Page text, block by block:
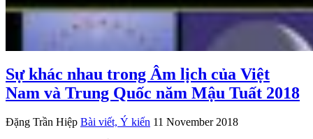
Sự khác nhau trong Âm lịch của Việt
Nam và Trung Quốc năm Mậu Tuất 2018
Đặng Trần Hiệp Bài viết, Ý kiến 11 November 2018